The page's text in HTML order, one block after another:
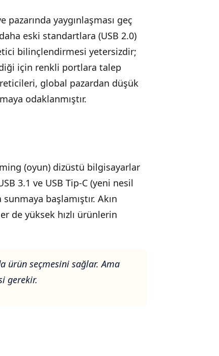
yaygınlaşması geç
eski standartlara (USB 2.0)
bilinçlendirmesi yetersizdir;
için renkli portlara talep
global pazardan düşük
odaklanmıştır.
(oyun) dizüstü bilgisayarlar
3.1 ve USB Tip-C (yeni nesil
başlamıştır. Akın
de yüksek hızlı ürünlerin
ürün seçmesini sağlar. Ama
gerekir.